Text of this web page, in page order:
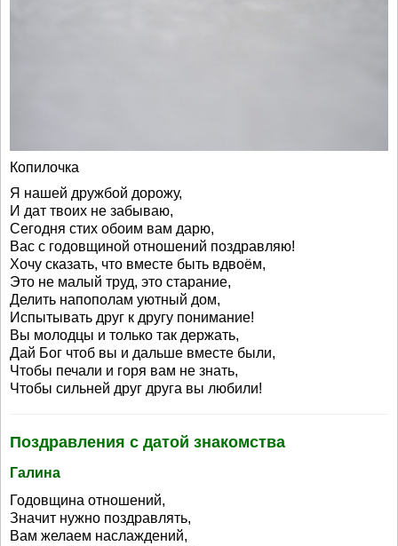
Копилочка
Я нашей дружбой дорожу,
И дат твоих не забываю,
Сегодня стих обоим вам дарю,
Вас с годовщиной отношений поздравляю!
Хочу сказать, что вместе быть вдвоём,
Это не малый труд, это старание,
Делить напополам уютный дом,
Испытывать друг к другу понимание!
Вы молодцы и только так держать,
Дай Бог чтоб вы и дальше вместе были,
Чтобы печали и горя вам не знать,
Чтобы сильней друг друга вы любили!
Поздравления с датой знакомства
Галина
Годовщина отношений,
Значит нужно поздравлять,
Вам желаем наслаждений,